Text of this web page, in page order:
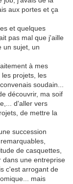
aux portes et ça
et quelques
pas mal que j'aille
un sujet, un
à mes
projets, les
soudain...
découvrir, ma soif
d'aller vers
de mettre la
succession
de casquettes,
dans une entreprise
c'est arrogant de
mais